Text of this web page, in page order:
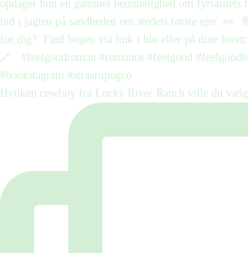
Hvilken cowboy fra Lucky River Ranch ville du vælg